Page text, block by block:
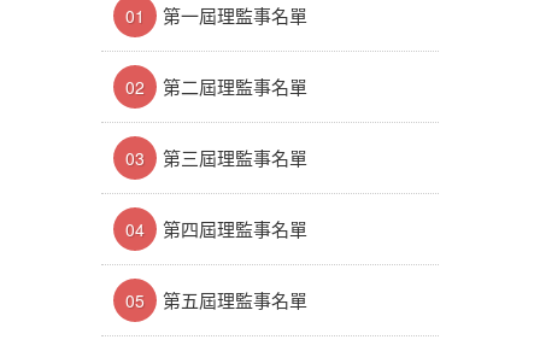
01 第一屆理監事名單
02 第二屆理監事名單
03 第三屆理監事名單
04 第四屆理監事名單
05 第五屆理監事名單